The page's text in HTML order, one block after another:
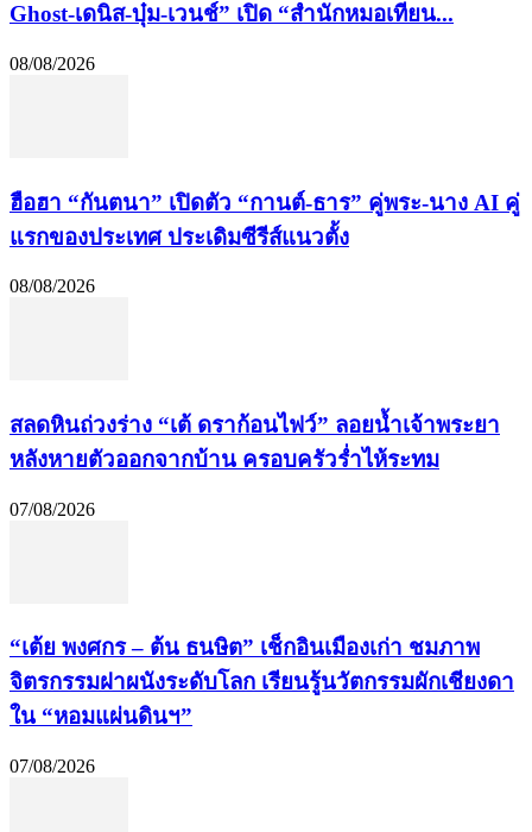
Ghost-เดนิส-บุ๋ม-เวนช์” เปิด “สำนักหมอเทียน...
08/08/2026
ฮือฮา “กันตนา” เปิดตัว “กานต์-ธาร” คู่พระ-นาง AI คู่
แรกของประเทศ ประเดิมซีรีส์แนวตั้ง
08/08/2026
สลดหินถ่วงร่าง “เต้ ดราก้อนไฟว์” ลอยน้ำเจ้าพระยา
หลังหายตัวออกจากบ้าน ครอบครัวร่ำไห้ระทม
07/08/2026
“เต้ย พงศกร – ต้น ธนษิต” เช็กอินเมืองเก่า ชมภาพ
จิตรกรรมฝาผนังระดับโลก เรียนรู้นวัตกรรมผักเชียงดา
ใน “หอมแผ่นดินฯ”
07/08/2026